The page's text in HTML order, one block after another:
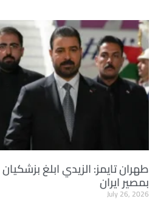
طهران تايمز: الزيدي ابلغ
بمصير ايران
July 26, 2026